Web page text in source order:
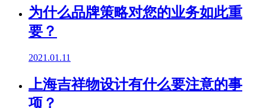
为什么品牌策略对您的业务如此重
要？
2021.01.11
上海吉祥物设计有什么要注意的事
项？